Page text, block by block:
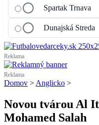
Spartak Trnava
Dunajská Streda
Reklama
Reklama
Domov >Anglicko >
Novou tvárou Al
Mohamed Salah